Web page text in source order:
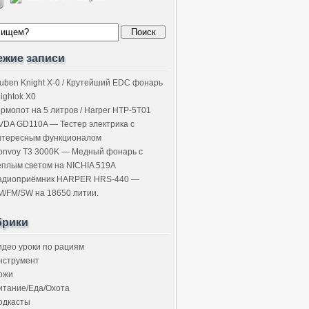
записи
Knight X-0 / Крутейший EDC фонарь
X0
на 5 литров / Harper HTP-5T01
GD110A — Тестер электрика с
функционалом
T3 3000K — Медный фонарь с
светом на NICHIA 519A
HARPER HRS-440 —
FM/SW на 18650 литии.
уроки по рациям
Еда/Охота